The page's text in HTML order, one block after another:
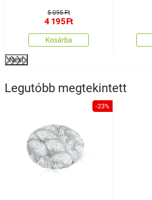
5 095 Ft
4 195Ft
Kosárba
Next
Legutóbb megtekintett
-23%